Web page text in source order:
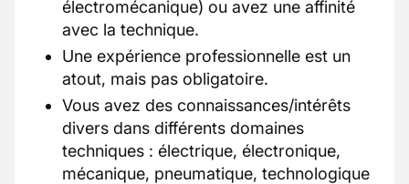
électromécanique) ou avez une affinité
avec la technique.
Une expérience professionnelle est un
atout, mais pas obligatoire.
Vous avez des connaissances/intérêts
divers dans différents domaines
techniques : électrique, électronique,
mécanique, pneumatique, technologique